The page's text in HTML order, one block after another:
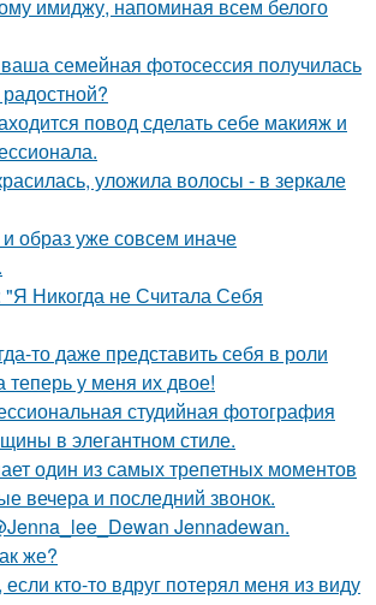
имиджу, напоминая всем белого
семейная фотосессия получилась
повод сделать себе макияж и
уложила волосы - в зеркале
образ уже совсем иначе
Никогда не Считала Себя
то даже представить себя в роли
у меня их двое!
студийная фотография
в элегантном стиле.
один из самых трепетных моментов
вечера и последний звонок.
Jennadewan.
же?
кто-то вдруг потерял меня из виду